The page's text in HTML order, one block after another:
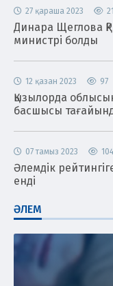
27 қараша 2023 21
Динара Щеглова
министрі болды
12 қазан 2023 97
Қызылорда
басшысы
07 тамыз 2023 104
Әлемдік
енді
ӘЛЕМ